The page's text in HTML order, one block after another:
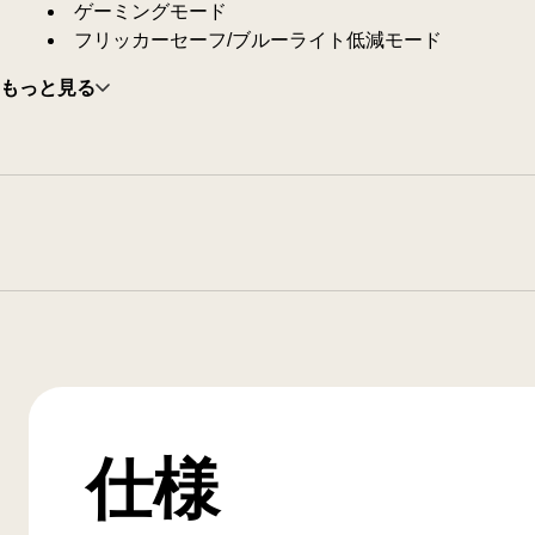
ゲーミングモード
フリッカーセーフ/ブルーライト低減モード
もっと見る
仕様